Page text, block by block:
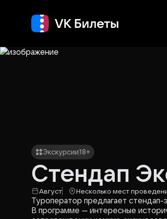
Экскурсии18+
Стендап
Август Несколько мест
Туроператор предлагает стендап-
В программе — интересные